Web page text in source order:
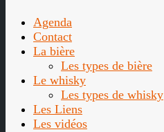
Agenda
Contact
La bière
Les types de bière
Le whisky
Les types de whisky
Les Liens
Les vidéos